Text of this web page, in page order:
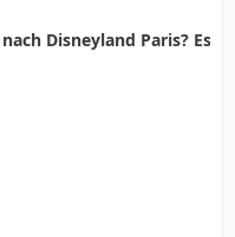
Disneyland Paris? Es